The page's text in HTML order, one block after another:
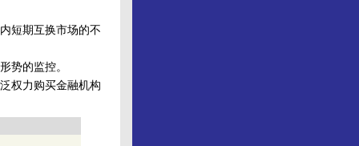
短期互换市场的不
势的监控。
权力购买金融机构